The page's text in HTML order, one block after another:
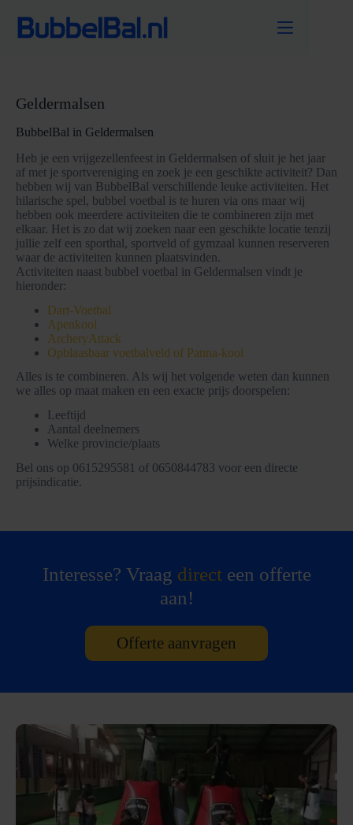
naar
Geldermalsen
BubbelBal in Geldermalsen
Heb je een vrijgezellenfeest in Geldermalsen of sluit je het jaar
af met je sportvereniging en zoek je een geschikte activiteit? Dan
hebben wij van BubbelBal verschillende leuke activiteiten. Het
hilarische spel, bubbel voetbal is te huren via ons maar wij
hebben ook meerdere activiteiten die te combineren zijn met
elkaar. Het is zo dat wij zoeken naar een geschikte locatie tenzij
jullie zelf een sporthal, sportveld of gymzaal kunnen reserveren
waar de activiteiten kunnen plaatsvinden.
Activiteiten naast bubbel voetbal in Geldermalsen vindt je
hieronder:
Dart-Voetbal
Apenkooi
ArcheryAttack
Opblaasbaar voetbalveld of Panna-kooi
Alles is te combineren. Als wij het volgende weten dan kunnen
we alles op maat maken en een exacte prijs doorspelen:
Leeftijd
Aantal deelnemers
Welke provincie/plaats
Bel ons op 0615295581 of 0650844783 voor een directe
prijsindicatie.
Interesse? Vraag directeen offerte
aan!
Offerte aanvragen